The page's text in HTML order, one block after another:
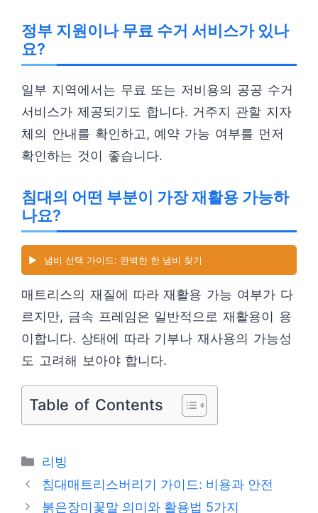
정부 지원이나 무료 수거 서비스가 있나
요?
일부 지역에서는 무료 또는 저비용의 공공 수거
서비스가 제공되기도 합니다. 거주지 관할 지자
체의 안내를 확인하고, 예약 가능 여부를 먼저
확인하는 것이 좋습니다.
침대의 어떤 부분이 가장 재활용 가능하
나요?
▶️ 냄비 선택 가이드: 완벽한 한 냄비 찾기
매트리스의 재질에 따라 재활용 가능 여부가 다
르지만, 금속 프레임은 일반적으로 재활용이 용
이합니다. 상태에 따라 기부나 재사용의 가능성
도 고려해 보아야 합니다.
Table of Contents
카
테
리빙
침대매트리스버리기 가이드: 비용과 안전
붉은장미꽃말 의미와 활용법 5가지